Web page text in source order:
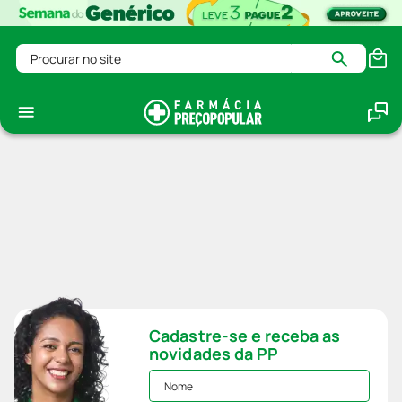
Procurar no site
Cadastre-se e receba as
novidades da PP